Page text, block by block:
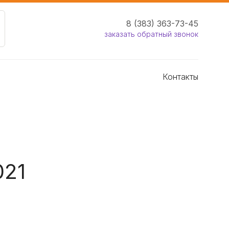
8 (383) 363-73-45
заказать обратный звонок
Контакты